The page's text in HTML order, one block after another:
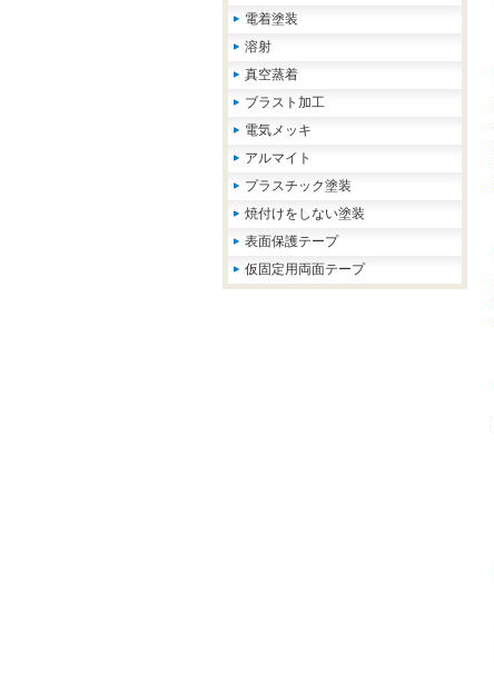
電着塗装
溶射
真空蒸着
ブラスト加工
電気メッキ
アルマイト
プラスチック塗装
焼付けをしない塗装
表面保護テープ
仮固定用両面テープ